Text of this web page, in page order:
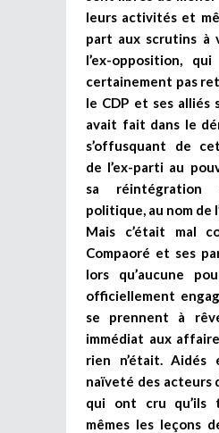
leurs activités et
part aux scrutins à
l’ex-opposition,
certainement pas
le CDP et ses alliés
avait fait dans le
s’offusquant de
de l’ex-parti au
sa
politique, au nom de
Mais c’était mal
Compaoré et ses
lors qu’aucune
officiellement
se prennent à
immédiat aux
rien n’était. Aidés
naïveté des acteurs
qui ont cru qu’ils
mêmes les leçons